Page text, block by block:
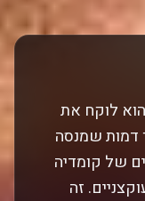
כי הוא לוקח את
דמות שמנסה
של קומדיה
זה